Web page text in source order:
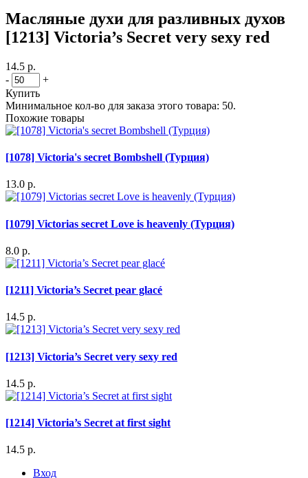
Масляные духи для разливных духов
[1213] Victoria’s Secret very sexy red
14.5 р.
-
+
Купить
Минимальное кол-во для заказа этого товара: 50.
Похожие товары
[1078] Victoria's secret Bombshell (Турция)
13.0 р.
[1079] Victorias secret Love is heavenly (Турция)
8.0 р.
[1211] Victoria’s Secret pear glacé
14.5 р.
[1213] Victoria’s Secret very sexy red
14.5 р.
[1214] Victoria’s Secret at first sight
14.5 р.
Вход